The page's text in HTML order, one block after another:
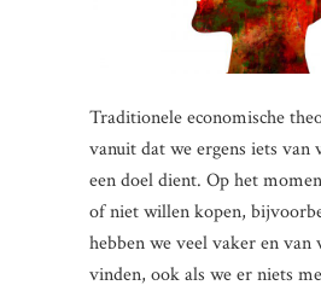
Traditionele economische
vanuit dat we ergens iets van
een doel dient. Op het
of niet willen kopen,
hebben we veel vaker en van
vinden, ook als we er niets